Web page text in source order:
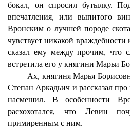
бокал, он спросил бутылку.
впечатления, или выпитого
Вронским о лучшей породе
чувствует никакой
сказал ему между прочим, что
встретила его у княгини Марьи
— Ах, княгиня Марья
Степан Аркадьич и рассказал про
насмешил. В особенности
расхохотался, что Левин
примиренным с ним.